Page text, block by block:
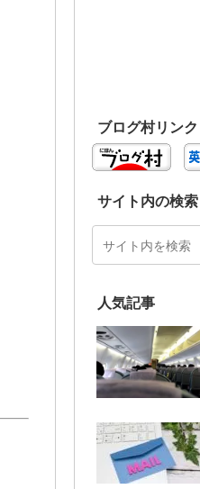
ブログ村リンク
サイト内の検索
人気記事